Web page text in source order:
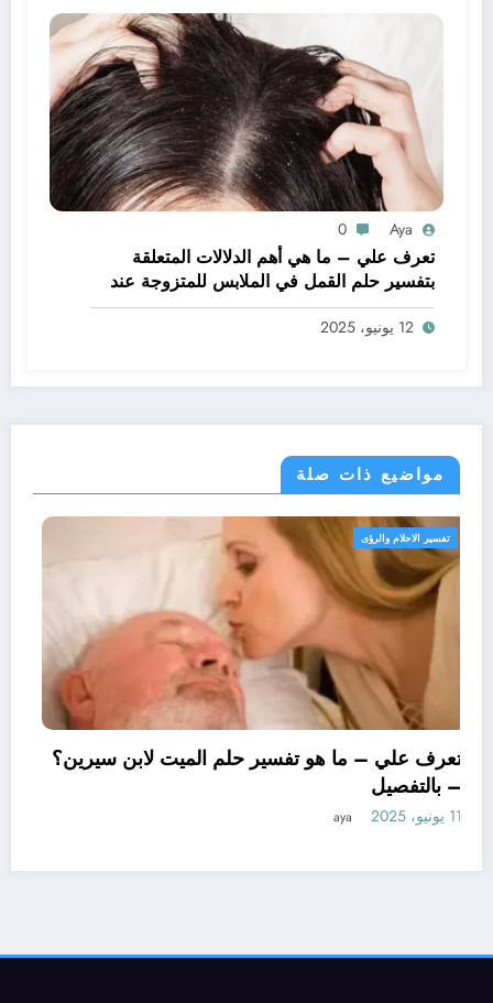
Aya
0
تعرف علي – ما هي أهم الدلالات المتعلقة
بتفسير حلم القمل في الملابس للمتزوجة عند
ابن سيرين؟ – بالتفصيل
12 يونيو، 2025
مواضيع ذات صلة
تفسير الاحلام والرؤى
تعرف علي – ما هو تفسير حلم الميت لابن
– بالتفصيل
11 يونيو، 2025